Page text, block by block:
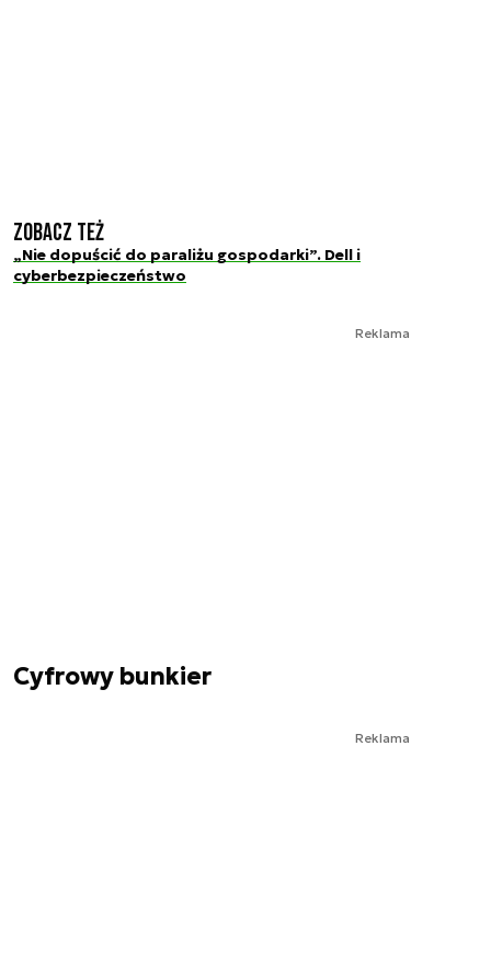
Zobacz też
„Nie dopuścić do paraliżu gospodarki”. Dell i
cyberbezpieczeństwo
Reklama
Cyfrowy bunkier
Reklama